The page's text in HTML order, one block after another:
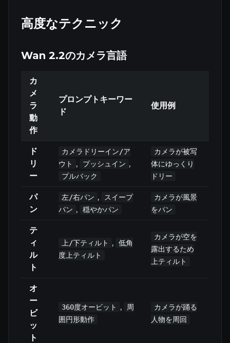
高度なテクニック
Wan 2.2のカメラ言語
カ
メ
ラ
動
作
プロンプトキーワー
ド
使用例
ド
リ
ー
カメラドリーイン/ア
ウト
, プッシュイン ,
プルバック
カメラが被写
体にゆっくり
ドリー
パ
ン
左/右パン ,
スイープ
パン , 穏やかパン
カメラが風景
をパン
テ
ィ
ル
ト
上/下ティルト ,
低角
度上ティルト
カメラが空を
露出するため
上ティルト
オ
ー
ビ
ッ
ト
360度オービット ,
周
囲円形動作
カメラが踊る
人物を周回